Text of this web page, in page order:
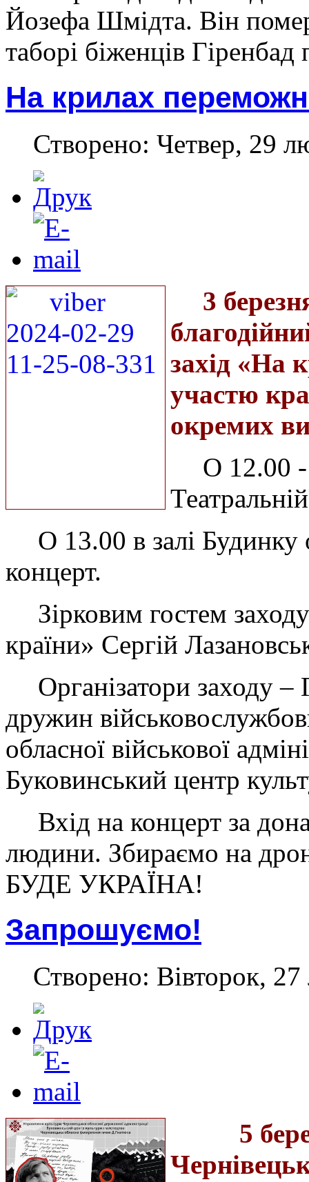
Йозефа Шмідта. Він
таборі біженців
На крилах
Створено: Четвер, 29
3
захід «На
участю
окремих
О 12.00 -
О 13.00 в залі Будинку
концерт.
Зірковим гостем
країни» Сергій
Організатори заходу
дружин
обласної військової
Буковинський центр
Вхід на концерт за
людини. Збираємо на
БУДЕ УКРАЇНА!
Запрошуємо!
Створено: Вівторок,
5